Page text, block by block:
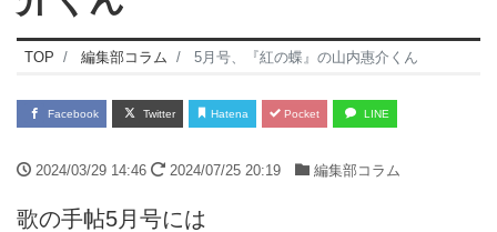
TOP 編集部コラム 5月号、『紅の蝶』の山内惠介くん
Facebook Twitter Hatena Pocket LINE
2024/03/29 14:46 2024/07/25 20:19 編集部コラム
歌の手帖5月号には